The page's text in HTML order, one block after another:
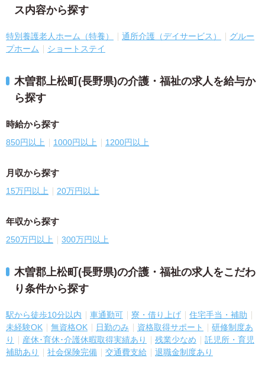
ス内容から探す
特別養護老人ホーム（特養） 通所介護（デイサービス）
グルー
プホーム
ショートステイ
木曽郡上松町(長野県)の介護・福祉の求人を給与か
ら探す
時給から探す
850円以上 1000円以上 1200円以上
月収から探す
15万円以上 20万円以上
年収から探す
250万円以上 300万円以上
木曽郡上松町(長野県)の介護・福祉の求人をこだわ
り条件から探す
駅から徒歩10分以内 車通勤可 寮・借り上げ
住宅手当・補助
未経験OK
無資格OK 日勤のみ 資格取得サポート
研修制度あ
り
産休･育休･介護休暇取得実績あり 残業少なめ
託児所・育児
補助あり
社会保険完備 交通費支給 退職金制度あり